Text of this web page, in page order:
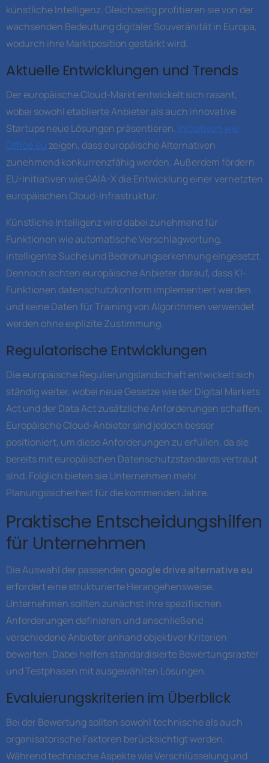
künstliche Intelligenz. Gleichzeitig profitieren sie von der
wachsenden Bedeutung digitaler Souveränität in Europa,
wodurch ihre Marktposition gestärkt wird.
Aktuelle Entwicklungen und Trends
Der europäische Cloud-Markt entwickelt sich rasant,
wobei sowohl etablierte Anbieter als auch innovative
Startups neue Lösungen präsentieren. Initiativen wie
Office.eu zeigen, dass europäische Alternativen
zunehmend konkurrenzfähig werden. Außerdem fördern
EU-Initiativen wie GAIA-X die Entwicklung einer vernetzten
europäischen Cloud-Infrastruktur.
Künstliche Intelligenz wird dabei zunehmend für
Funktionen wie automatische Verschlagwortung,
intelligente Suche und Bedrohungserkennung eingesetzt.
Dennoch achten europäische Anbieter darauf, dass KI-
Funktionen datenschutzkonform implementiert werden
und keine Daten für Training von Algorithmen verwendet
werden ohne explizite Zustimmung.
Regulatorische Entwicklungen
Die europäische Regulierungslandschaft entwickelt sich
ständig weiter, wobei neue Gesetze wie der Digital Markets
Act und der Data Act zusätzliche Anforderungen schaffen.
Europäische Cloud-Anbieter sind jedoch besser
positioniert, um diese Anforderungen zu erfüllen, da sie
bereits mit europäischen Datenschutzstandards vertraut
sind. Folglich bieten sie Unternehmen mehr
Planungssicherheit für die kommenden Jahre.
Praktische Entscheidungshilfen
für Unternehmen
Die Auswahl der passenden google drive alternative eu
erfordert eine strukturierte Herangehensweise.
Unternehmen sollten zunächst ihre spezifischen
Anforderungen definieren und anschließend
verschiedene Anbieter anhand objektiver Kriterien
bewerten. Dabei helfen standardisierte Bewertungsraster
und Testphasen mit ausgewählten Lösungen.
Evaluierungskriterien im Überblick
Bei der Bewertung sollten sowohl technische als auch
organisatorische Faktoren berücksichtigt werden.
Während technische Aspekte wie Verschlüsselung und